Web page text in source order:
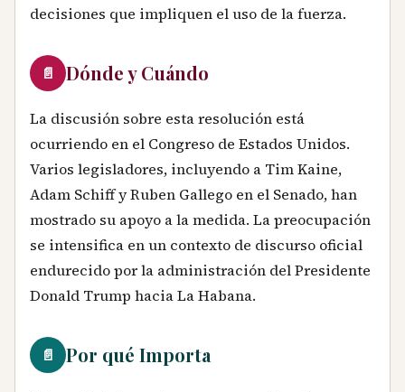
decisiones que impliquen el uso de la fuerza.
📄 Dónde y Cuándo
La discusión sobre esta resolución está
ocurriendo en el Congreso de Estados Unidos.
Varios legisladores, incluyendo a Tim Kaine,
Adam Schiff y Ruben Gallego en el Senado, han
mostrado su apoyo a la medida. La preocupación
se intensifica en un contexto de discurso oficial
endurecido por la administración del Presidente
Donald Trump hacia La Habana.
📄 Por qué Importa